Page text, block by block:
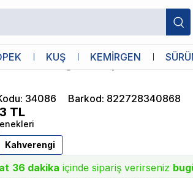
KUŞ KEMİRGEN
Sürüngenler İçin Yem Ve
: 34086 Barkod: 822728340868
TL
Kahverengi
36 dakika içinde sipariş verirseniz